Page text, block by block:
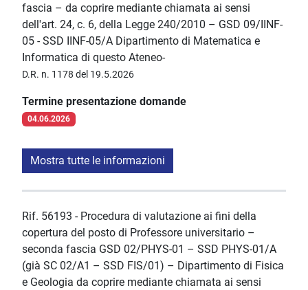
fascia – da coprire mediante chiamata ai sensi
dell'art. 24, c. 6, della Legge 240/2010 – GSD 09/IINF-
05 - SSD IINF-05/A Dipartimento di Matematica e
Informatica di questo Ateneo-
D.R. n. 1178 del 19.5.2026
Termine presentazione domande
04.06.2026
Mostra tutte le informazioni
Rif. 56193 - Procedura di valutazione ai fini della
copertura del posto di Professore universitario –
seconda fascia GSD 02/PHYS-01 – SSD PHYS-01/A
(già SC 02/A1 – SSD FIS/01) – Dipartimento di Fisica
e Geologia da coprire mediante chiamata ai sensi